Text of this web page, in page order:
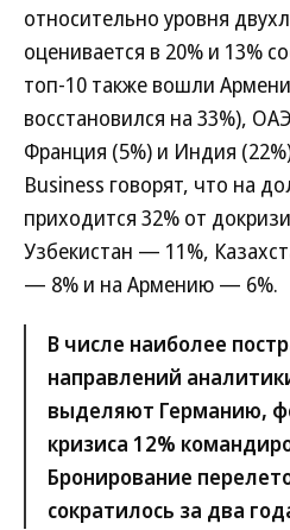
относительно уровня
оценивается в 20% и 13%
топ-10 также вошли
восстановился на 33%),
Франция (5%) и Индия
Business говорят, что на
приходится 32% от
Узбекистан — 11%,
— 8% и на Армению — 6%.
В числе наиболее
направлений
выделяют Германию,
кризиса 12%
Бронирование
сократилось за два